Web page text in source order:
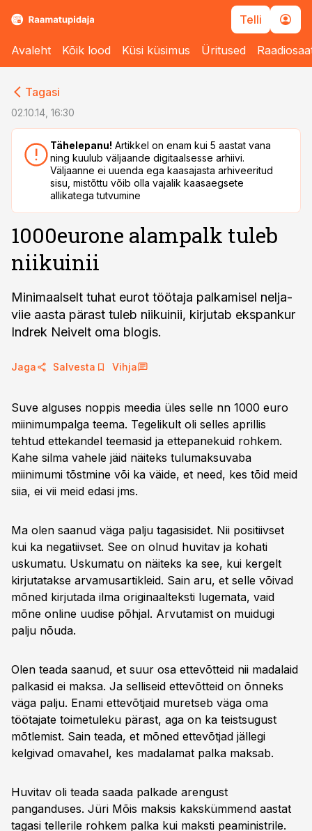
Telli
Avaleht Kõik lood Küsi küsimus Üritused
Tagasi
02.10.14, 16:30
Tähelepanu! Artikkel on enam kui 5 aastat vana
ning kuulub väljaande digitaalsesse arhiivi.
Väljaanne ei uuenda ega kaasajasta arhiveeritud
sisu, mistõttu võib olla vajalik kaasaegsete
allikatega tutvumine
1000eurone alampalk tuleb
niikuinii
Minimaalselt tuhat eurot töötaja palkamisel nelja-
viie aasta pärast tuleb niikuinii, kirjutab ekspankur
Indrek Neivelt oma blogis.
Jaga Salvesta Vihja
Suve alguses noppis meedia üles selle nn 1000 euro
miinimumpalga teema. Tegelikult oli selles aprillis
tehtud ettekandel teemasid ja ettepanekuid rohkem.
Kahe silma vahele jäid näiteks tulumaksuvaba
miinimumi tõstmine või ka väide, et need, kes tõid meid
siia, ei vii meid edasi jms.
Ma olen saanud väga palju tagasisidet. Nii positiivset
kui ka negatiivset. See on olnud huvitav ja kohati
uskumatu. Uskumatu on näiteks ka see, kui kergelt
kirjutatakse arvamusartikleid. Sain aru, et selle võivad
mõned kirjutada ilma originaalteksti lugemata, vaid
mõne online uudise põhjal. Arvutamist on muidugi
palju nõuda.
Olen teada saanud, et suur osa ettevõtteid nii madalaid
palkasid ei maksa. Ja selliseid ettevõtteid on õnneks
väga palju. Enami ettevõtjaid muretseb väga oma
töötajate toimetuleku pärast, aga on ka teistsugust
mõtlemist. Sain teada, et mõned ettevõtjad jällegi
kelgivad omavahel, kes madalamat palka maksab.
Huvitav oli teada saada palkade arengust
panganduses. Jüri Mõis maksis kakskümmend aastat
tagasi tellerile rohkem palka kui maksti peaministrile.